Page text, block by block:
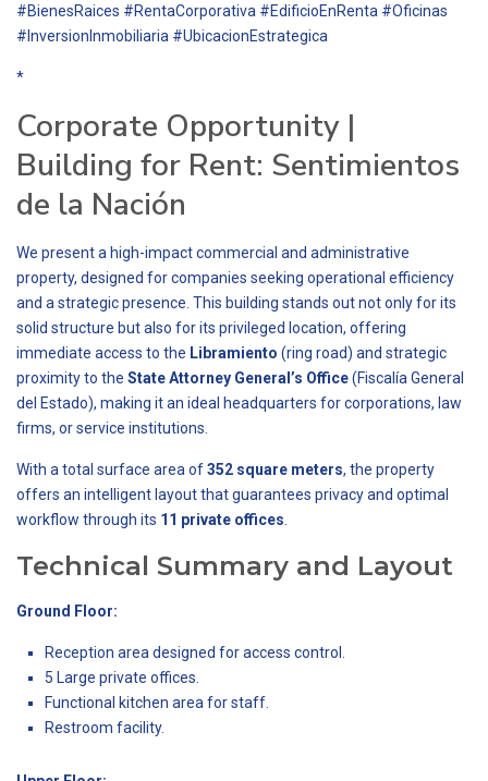
#BienesRaices #RentaCorporativa #EdificioEnRenta #Oficinas
#InversionInmobiliaria #UbicacionEstrategica
*
Corporate Opportunity |
Building for Rent: Sentimientos
de la Nación
We present a high-impact commercial and administrative
property, designed for companies seeking operational efficiency
and a strategic presence. This building stands out not only for its
solid structure but also for its privileged location, offering
immediate access to the Libramiento (ring road) and strategic
proximity to the State Attorney General’s Office(Fiscalía General
del Estado), making it an ideal headquarters for corporations, law
firms, or service institutions.
With a total surface area of352 square meters, the property
offers an intelligent layout that guarantees privacy and optimal
workflow through its 11 private offices
Technical Summary and Layout
Ground Floor:
Reception area designed for access control.
5 Large private offices.
Functional kitchen area for staff.
Restroom facility.